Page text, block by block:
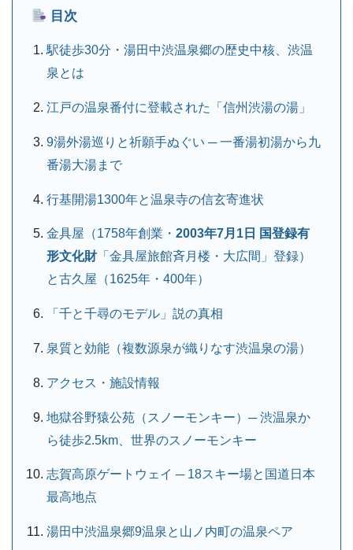
目次
駅徒歩30分・湯田中渋温泉郷の歴史中核、渋温
泉とは
江戸の温泉番付に登載された「信州渋湯の湯」
9湯外湯巡りと祈願手ぬぐい ─ 一番湯初湯から九
番湯大湯まで
行基開湯1300年と温泉寺の信玄寄進状
金具屋（1758年創業・2003年7月1日 国登録有
形文化財「金具屋旅館斉月楼・大広間」登録）
と古久屋（1625年・400年）
「千と千尋のモデル」説の真相
泉質と効能（複数源泉が織りなす渋温泉の湯）
アクセス・施設情報
地獄谷野猿公苑（スノーモンキー）─ 渋温泉か
ら徒歩2.5km、世界のスノーモンキー
志賀高原ゲートウェイ ─ 18スキー場と国道日本
最高地点
湯田中渋温泉郷9温泉と山ノ内町の温泉ペア